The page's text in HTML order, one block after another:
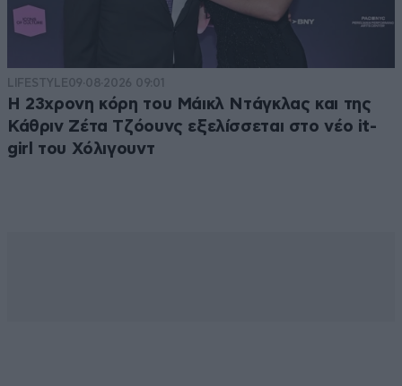
LIFESTYLE09·08·2026 09:01
Η 23χρονη κόρη τoυ Μάικλ Ντάγκλας και της
Κάθριν Ζέτα Τζόουνς εξελίσσεται στο νέο it-
girl του Χόλιγουντ